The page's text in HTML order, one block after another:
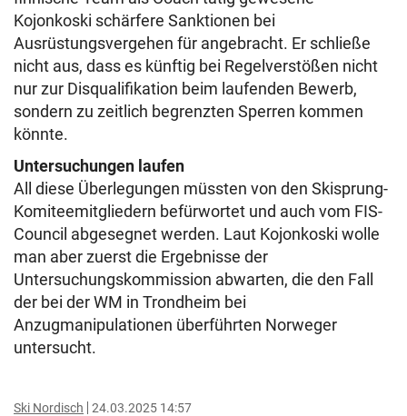
Kojonkoski schärfere Sanktionen bei
Ausrüstungsvergehen für angebracht. Er schließe
nicht aus, dass es künftig bei Regelverstößen nicht
nur zur Disqualifikation beim laufenden Bewerb,
sondern zu zeitlich begrenzten Sperren kommen
könnte.
Untersuchungen laufen
All diese Überlegungen müssten von den Skisprung-
Komiteemitgliedern befürwortet und auch vom FIS-
Council abgesegnet werden. Laut Kojonkoski wolle
man aber zuerst die Ergebnisse der
Untersuchungskommission abwarten, die den Fall
der bei der WM in Trondheim bei
Anzugmanipulationen überführten Norweger
untersucht.
Ski Nordisch 24.03.2025 14:57